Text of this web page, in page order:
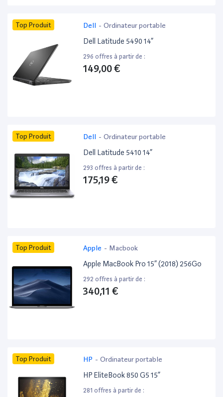
Top Produit Dell - Ordinateur portable
Dell Latitude 5490 14”
296 offres à partir de :
149,00 €
Top Produit Dell - Ordinateur portable
Dell Latitude 5410 14”
293 offres à partir de :
175,19 €
Top Produit Apple - Macbook
Apple MacBook Pro 15” (2018) 256Go
292 offres à partir de :
340,11 €
Top Produit HP - Ordinateur portable
HP EliteBook 850 G5 15”
281 offres à partir de :